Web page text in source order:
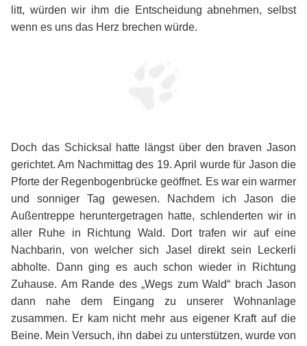
litt, würden wir ihm die Entscheidung abnehmen, selbst
wenn es uns das Herz brechen würde.
Doch das Schicksal hatte längst über den braven Jason
gerichtet. Am Nachmittag des 19. April wurde für Jason die
Pforte der Regenbogenbrücke geöffnet. Es war ein warmer
und sonniger Tag gewesen. Nachdem ich Jason die
Außentreppe heruntergetragen hatte, schlenderten wir in
aller Ruhe in Richtung Wald. Dort trafen wir auf eine
Nachbarin, von welcher sich Jasel direkt sein Leckerli
abholte. Dann ging es auch schon wieder in Richtung
Zuhause. Am Rande des „Wegs zum Wald“ brach Jason
dann nahe dem Eingang zu unserer Wohnanlage
zusammen. Er kam nicht mehr aus eigener Kraft auf die
Beine. Mein Versuch, ihn dabei zu unterstützen, wurde von